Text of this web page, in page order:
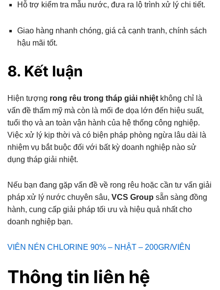
Hỗ trợ kiểm tra mẫu nước, đưa ra lộ trình xử lý chi tiết.
Giao hàng nhanh chóng, giá cả cạnh tranh, chính sách
hậu mãi tốt.
8. Kết luận
Hiện tượng rong rêu trong tháp giải nhiệt không chỉ là
vấn đề thẩm mỹ mà còn là mối đe dọa lớn đến hiệu suất,
tuổi thọ và an toàn vận hành của hệ thống công nghiệp.
Việc xử lý kịp thời và có biện pháp phòng ngừa lâu dài là
nhiệm vụ bắt buộc đối với bất kỳ doanh nghiệp nào sử
dụng tháp giải nhiệt.
Nếu bạn đang gặp vấn đề về rong rêu hoặc cần tư vấn giải
pháp xử lý nước chuyên sâu, VCS Group sẵn sàng đồng
hành, cung cấp giải pháp tối ưu và hiệu quả nhất cho
doanh nghiệp bạn.
VIÊN NÉN CHLORINE 90% – NHẬT – 200GR/VIÊN
Thông tin liên hệ